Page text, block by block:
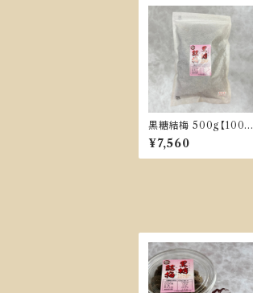
黒糖結梅 500g【100g
おまけ付き】
¥7,560